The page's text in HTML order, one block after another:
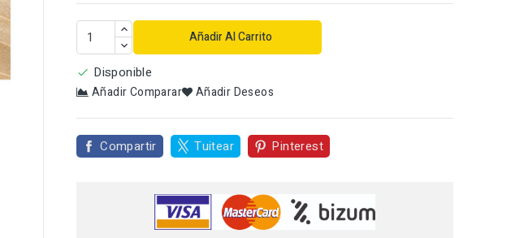
Añadir Al Carrito
 Disponible
Añadir Comparar Añadir Deseos
Compartir Tuitear Pinterest